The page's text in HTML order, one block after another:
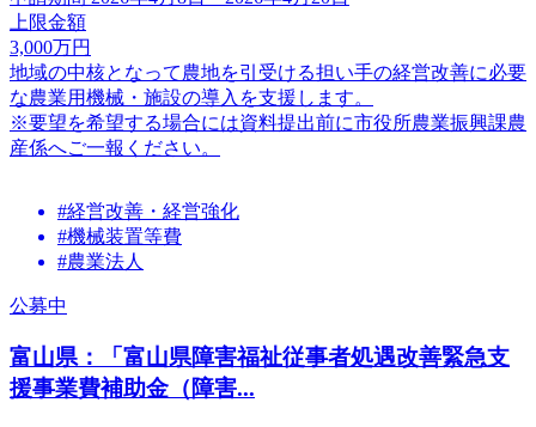
上限金額
3,000万円
地域の中核となって農地を引受ける担い手の経営改善に必要
な農業用機械・施設の導入を支援します。
※要望を希望する場合には資料提出前に市役所農業振興課農
産係へご一報ください。
#経営改善・経営強化
#機械装置等費
#農業法人
公募中
富山県：「富山県障害福祉従事者処遇改善緊急支
援事業費補助金（障害...